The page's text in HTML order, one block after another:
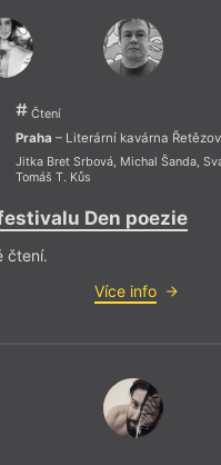
Čtení
Praha – Literární kavárna
Jitka Bret Srbová, Michal Šanda,
Tomáš T. Kůs
Den poezie
čtení.
Více info